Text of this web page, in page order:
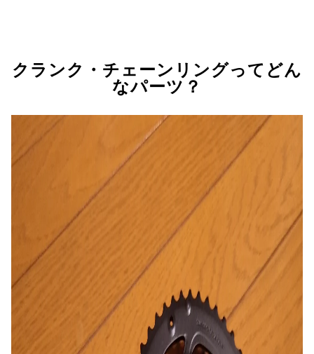
クランク・チェーンリングってどん
なパーツ？